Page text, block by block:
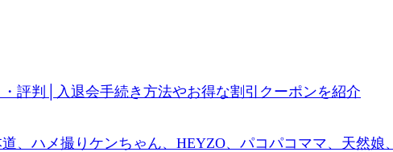
評判│入退会手続き方法やお得な割引クーポンを紹介
、ハメ撮りケンちゃん、HEYZO、パコパコママ、天然